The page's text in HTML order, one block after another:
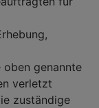
genannte
verletzt
zuständige